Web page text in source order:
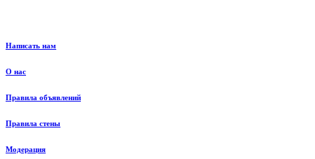
Написать нам
О нас
Правила объявлений
Правила стены
Модерация